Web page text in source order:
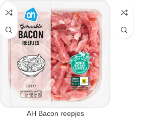
AH Bacon reepjes